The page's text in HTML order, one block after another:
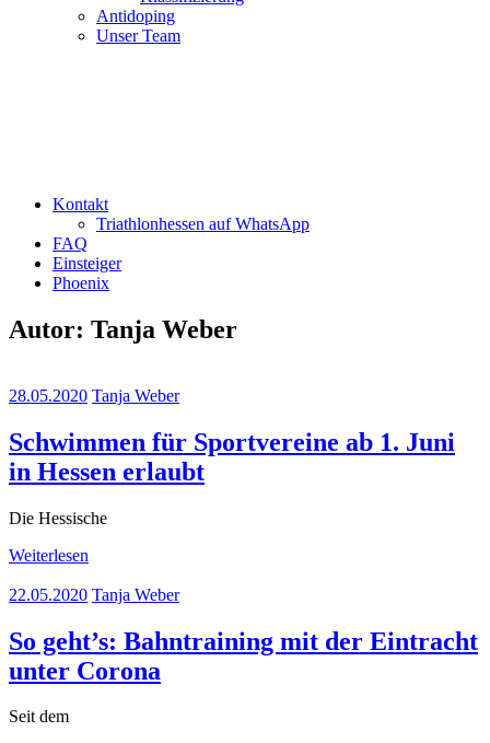
Antidoping
Unser Team
Kontakt
Triathlonhessen auf WhatsApp
FAQ
Einsteiger
Phoenix
Autor: Tanja Weber
28.05.2020 Tanja Weber
Schwimmen für Sportvereine ab 1. Juni
in Hessen erlaubt
Die Hessische
Weiterlesen
22.05.2020 Tanja Weber
So geht’s: Bahntraining mit der Eintracht
unter Corona
Seit dem